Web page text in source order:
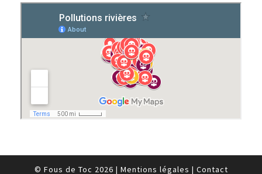
© Fous de Toc 2026 | Mentions légales | Contact